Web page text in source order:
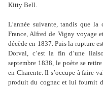
Kitty Bell.
L’année suivante, tandis que
France, Alfred de Vigny voyage
décède en 1837. Puis la rupture
Dorval, c’est la fin d’une
septembre 1838, le poète se
en Charente. Il s’occupe à faire-
produit du cognac et lui fournit